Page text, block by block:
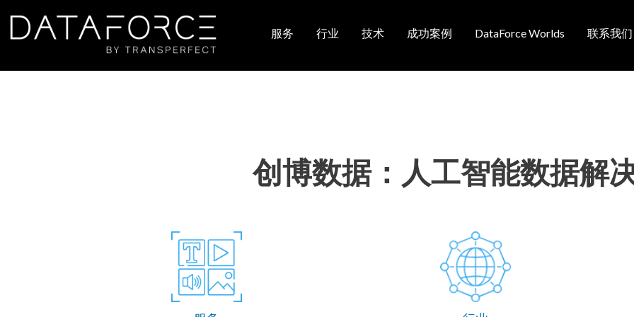
主导航
服务 行业 技术 成功案例 DataForce Worlds 联系我们
创博数据：人工智能数据解